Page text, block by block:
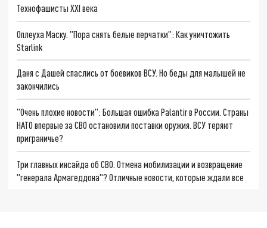
Технофашисты XXI века
Оплеуха Маску. "Пора снять белые перчатки": Как уничтожить
Starlink
Даня с Дашей спаслись от боевиков ВСУ. Но беды для малышей не
закончились
"Очень плохие новости": Большая ошибка Palantir в России. Страны
НАТО впервые за СВО остановили поставки оружия. ВСУ теряют
приграничье?
Три главных инсайда об СВО. Отмена мобилизации и возвращение
"генерала Армагеддона"? Отличные новости, которые ждали все